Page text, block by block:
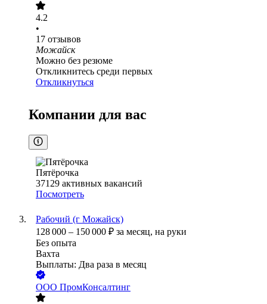
4.2
•
17 отзывов
Можайск
Можно без резюме
Откликнитесь среди первых
Откликнуться
Компании для вас
Пятёрочка
37129 активных вакансий
Посмотреть
Рабочий (г Можайск)
128 000 – 150 000 ₽ за месяц, на руки
Без опыта
Вахта
Выплаты: Два раза в месяц
ООО ПромКонсалтинг